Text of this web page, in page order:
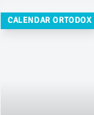
CALENDAR ORTODOX